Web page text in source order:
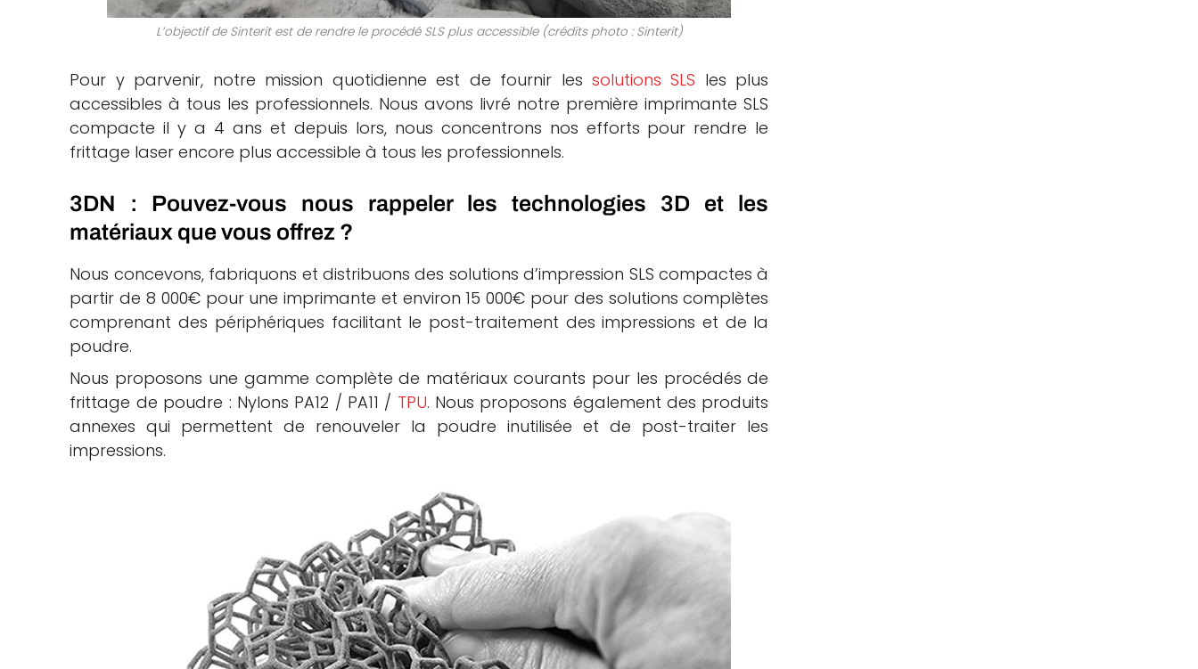
L’objectif de Sinterit est de rendre le procédé SLS plus accessible (crédits photo : Sinterit)
Pour y parvenir, notre mission quotidienne est de fournir les solutions SLS les plus
accessibles à tous les professionnels. Nous avons livré notre première imprimante SLS
compacte il y a 4 ans et depuis lors, nous concentrons nos efforts pour rendre le
frittage laser encore plus accessible à tous les professionnels.
3DN : Pouvez-vous nous rappeler les technologies 3D et les
matériaux que vous offrez ?
Nous concevons, fabriquons et distribuons des solutions d’impression SLS compactes à
partir de 8 000€ pour une imprimante et environ 15 000€ pour des solutions complètes
comprenant des périphériques facilitant le post-traitement des impressions et de la
poudre.
Nous proposons une gamme complète de matériaux courants pour les procédés de
frittage de poudre : Nylons PA12 / PA11 / TPU. Nous proposons également des produits
annexes qui permettent de renouveler la poudre inutilisée et de post-traiter les
impressions.